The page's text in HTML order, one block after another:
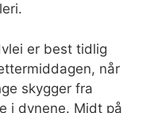
er best tidlig
når
skygger fra
i dynene. Midt på